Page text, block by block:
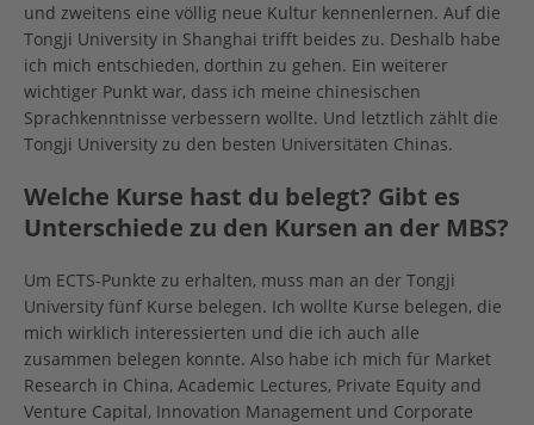
und zweitens eine völlig neue Kultur kennenlernen. Auf die
Tongji University in Shanghai trifft beides zu. Deshalb habe
ich mich entschieden, dorthin zu gehen. Ein weiterer
wichtiger Punkt war, dass ich meine chinesischen
Sprachkenntnisse verbessern wollte. Und letztlich zählt die
Tongji University zu den besten Universitäten Chinas.
Welche Kurse hast du belegt? Gibt es
Unterschiede zu den Kursen an der MBS?
Um ECTS-Punkte zu erhalten, muss man an der Tongji
University fünf Kurse belegen. Ich wollte Kurse belegen, die
mich wirklich interessierten und die ich auch alle
zusammen belegen konnte. Also habe ich mich für Market
Research in China, Academic Lectures, Private Equity and
Venture Capital, Innovation Management und Corporate